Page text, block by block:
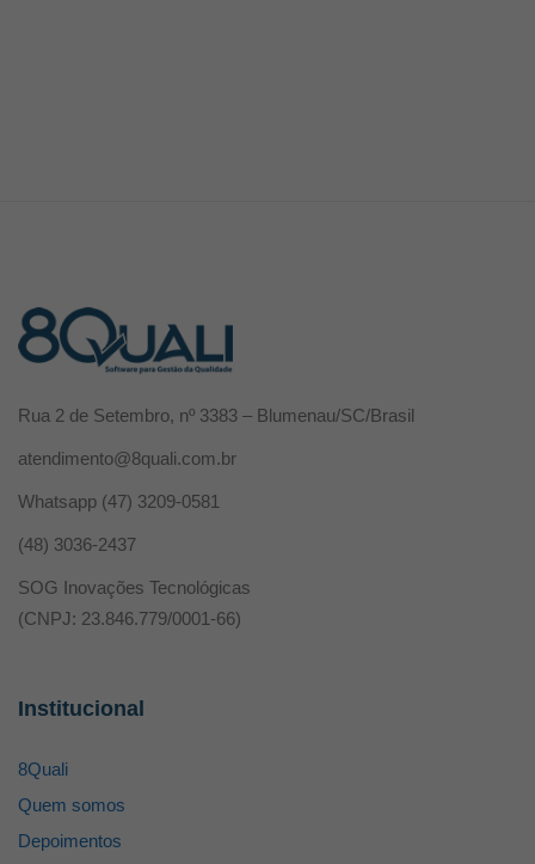
Rua 2 de Setembro, nº 3383 – Blumenau/SC/Brasil
atendimento@8quali.com.br
Whatsapp (47) 3209-0581
(48) 3036-2437
SOG Inovações Tecnológicas
(CNPJ: 23.846.779/0001-66)
Institucional
8Quali
Quem somos
Depoimentos